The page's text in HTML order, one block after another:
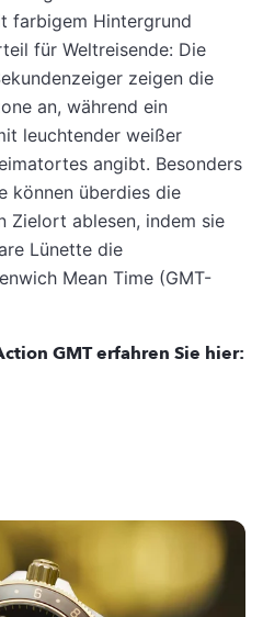
farbigem Hintergrund
für Weltreisende: Die
zeigen die
an, während ein
leuchtender weißer
angibt. Besonders
können überdies die
Zielort ablesen, indem sie
Lünette die
Mean Time (GMT-
GMT erfahren Sie hier: